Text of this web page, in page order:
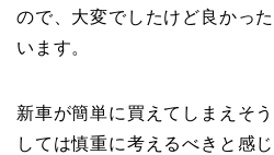
ので、大変でしたけど良かっ
います。
新車が簡単に買えてしまえそ
しては慎重に考えるべきと感